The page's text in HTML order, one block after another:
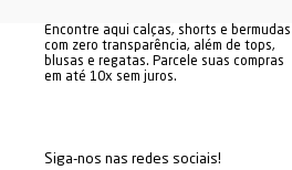
Encontre aqui calças, shorts e bermudas
com zero transparência, além de tops,
blusas e regatas. Parcele suas compras
em até 10x sem juros.
Siga-nos nas redes sociais!